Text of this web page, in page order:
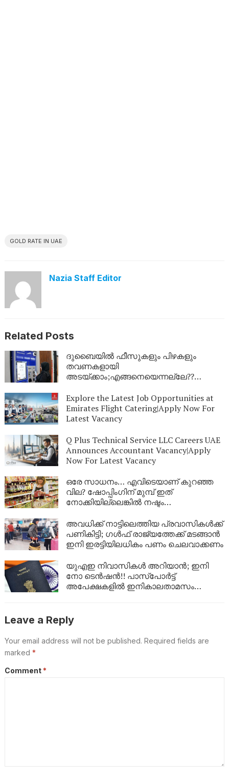
GOLD RATE IN UAE
Nazia Staff Editor
Related Posts
ദുബൈയില്‍ ഫീസുകളും പിഴകളും
തവണകളായി
അടയ്ക്കാം;എങ്ങനെയെന്നല്ലേ??
Explore the Latest Job Opportunities at
Emirates Flight Catering|Apply Now For
Latest Vacancy
Q Plus Technical Service LLC Careers UAE
Announces Accountant Vacancy|Apply
Now For Latest Vacancy
ഒരേ സാധനം… എവിടെയാണ് കുറഞ്ഞ
വില? ഷോപ്പിംഗിന് മുമ്പ് ഇത്
നോക്കിയില്ലെങ്കിൽ നഷ്ടം
ശരിയാണോ? ഇനി ഒരു ക്ലിക്കിൽ തന്നെ
അറിയാം!
അവധിക്ക് നാട്ടിലെത്തിയ പ്രവാസികൾക്ക്
പണികിട്ടി; ഗൾഫ് രാജ്യത്തേക്ക് മടങ്ങാൻ
ഇനി ഇരട്ടിയിലധികം പണം ചെലവാക്കണം
യുഎഇ നിവാസികൾ അറിയാൻ; ഇനി
നോ ടെൻഷൻ!! പാസ്പോർട്ട്
അപേക്ഷകളിൽ ഇനികാലതാമസം
Leave a Reply
Your email address will not be published. Required fields are
marked *
Comment *